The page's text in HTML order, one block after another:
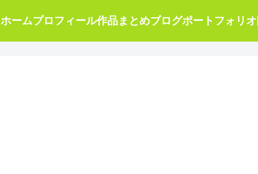
ホームプロフィール作品まとめブログポートフォリオ